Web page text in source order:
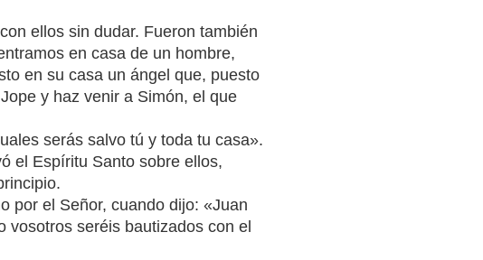
ellos sin dudar. Fueron también
en casa de un hombre,
en su casa un ángel que, puesto
y haz venir a Simón, el que
serás salvo tú y toda tu casa».
el Espíritu Santo sobre ellos,
por el Señor, cuando dijo: «Juan
vosotros seréis bautizados con el